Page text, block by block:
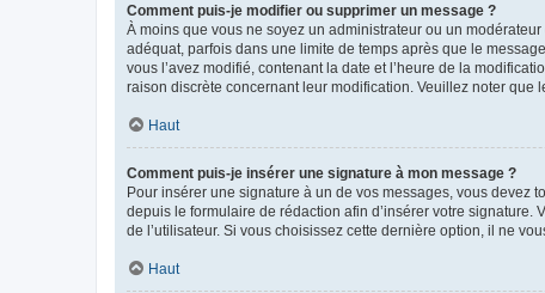
Comment puis-je modifier ou supprimer un message ?
À moins que vous ne soyez un administrateur ou un
adéquat, parfois dans une limite de temps après que le
vous l’avez modifié, contenant la date et l’heure de la
raison discrète concernant leur modification. Veuillez noter
Haut
Comment puis-je insérer une signature à mon message ?
Pour insérer une signature à un de vos messages, vous devez
depuis le formulaire de rédaction afin d’insérer votre
de l’utilisateur. Si vous choisissez cette dernière option, il ne
Haut